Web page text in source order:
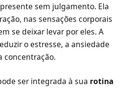
sem julgamento. Ela
nas sensações corporais
se deixar levar por eles. A
o estresse, a ansiedade
concentração.
ser integrada à sua rotina